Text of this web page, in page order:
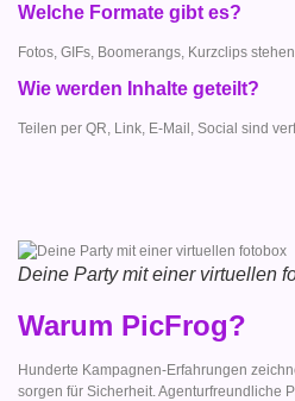
Welche Formate gibt es?
Fotos, GIFs, Boomerangs, Kurzclips
Wie werden Inhalte geteilt?
Teilen per QR, Link, E-Mail, Social sind
Deine Party mit einer virtuellen
Warum PicFrog?
Hunderte Kampagnen-Erfahrungen
sorgen für Sicherheit. Agenturfreundliche